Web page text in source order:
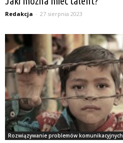
Redakcja - 27 sierpnia 2023
Rozwiązywanie problemów komunikacyjnych